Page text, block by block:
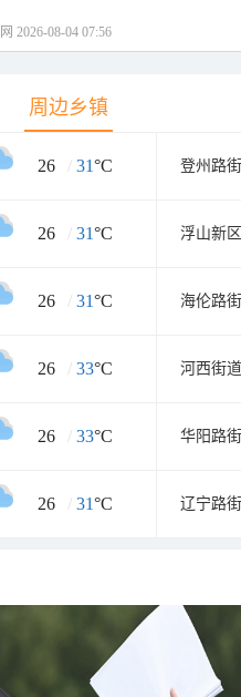
2026-08-04 07:56
周边乡镇
26 / 31°C 登州路
26 / 31°C 浮山新
26 / 31°C 海伦路
26 / 33°C 河西街道
26 / 33°C 华阳路
26 / 31°C 辽宁路